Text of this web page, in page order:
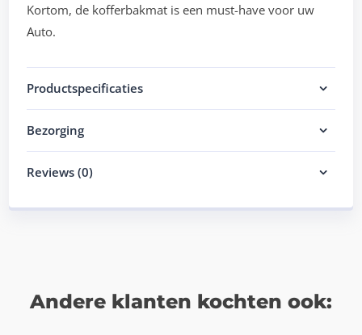
Kortom, de kofferbakmat is een must-have voor uw
Auto.
Productspecificaties
Bezorging
Reviews (0)
Andere klanten kochten ook: